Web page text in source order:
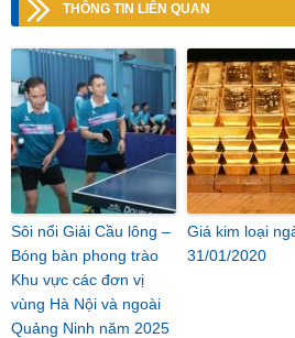
THÔNG TIN LIÊN QUAN
Sôi nổi Giải Cầu lông –
Bóng bàn phong trào
Khu vực các đơn vị
vùng Hà Nội và ngoài
Quảng Ninh năm 2025
Giá kim loại
31/01/2020